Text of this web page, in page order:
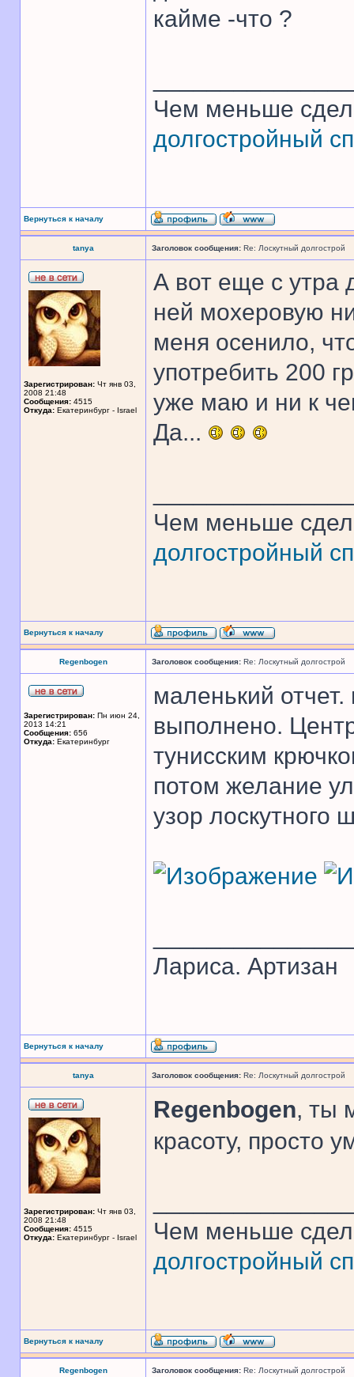
кайме -что ?
Чем меньше
долгостройный
Вернуться к началу
tanya Заголовок сообщения: Re: Лоскутный долгострой
Зарегистрирован: Чт янв 03,
2008 21:48
Сообщения: 4515
Откуда: Екатеринбург - Israel
А вот еще с утра
ней мохеровую
меня осенило,
употребить 200
уже маю и ни к
Да...
Чем меньше
долгостройный
Вернуться к началу
Regenbogen Заголовок сообщения: Re: Лоскутный долгострой
Зарегистрирован: Пн июн 24,
2013 14:21
Сообщения: 656
Откуда: Екатеринбург
маленький
выполнено.
тунисским
потом желание
узор лоскутного
Лариса. Артизан
Вернуться к началу
tanya Заголовок сообщения: Re: Лоскутный долгострой
Зарегистрирован: Чт янв 03,
2008 21:48
Сообщения: 4515
Откуда: Екатеринбург - Israel
Regenbogen, ты
красоту, просто
Чем меньше
долгостройный
Вернуться к началу
Regenbogen Заголовок сообщения: Re: Лоскутный долгострой